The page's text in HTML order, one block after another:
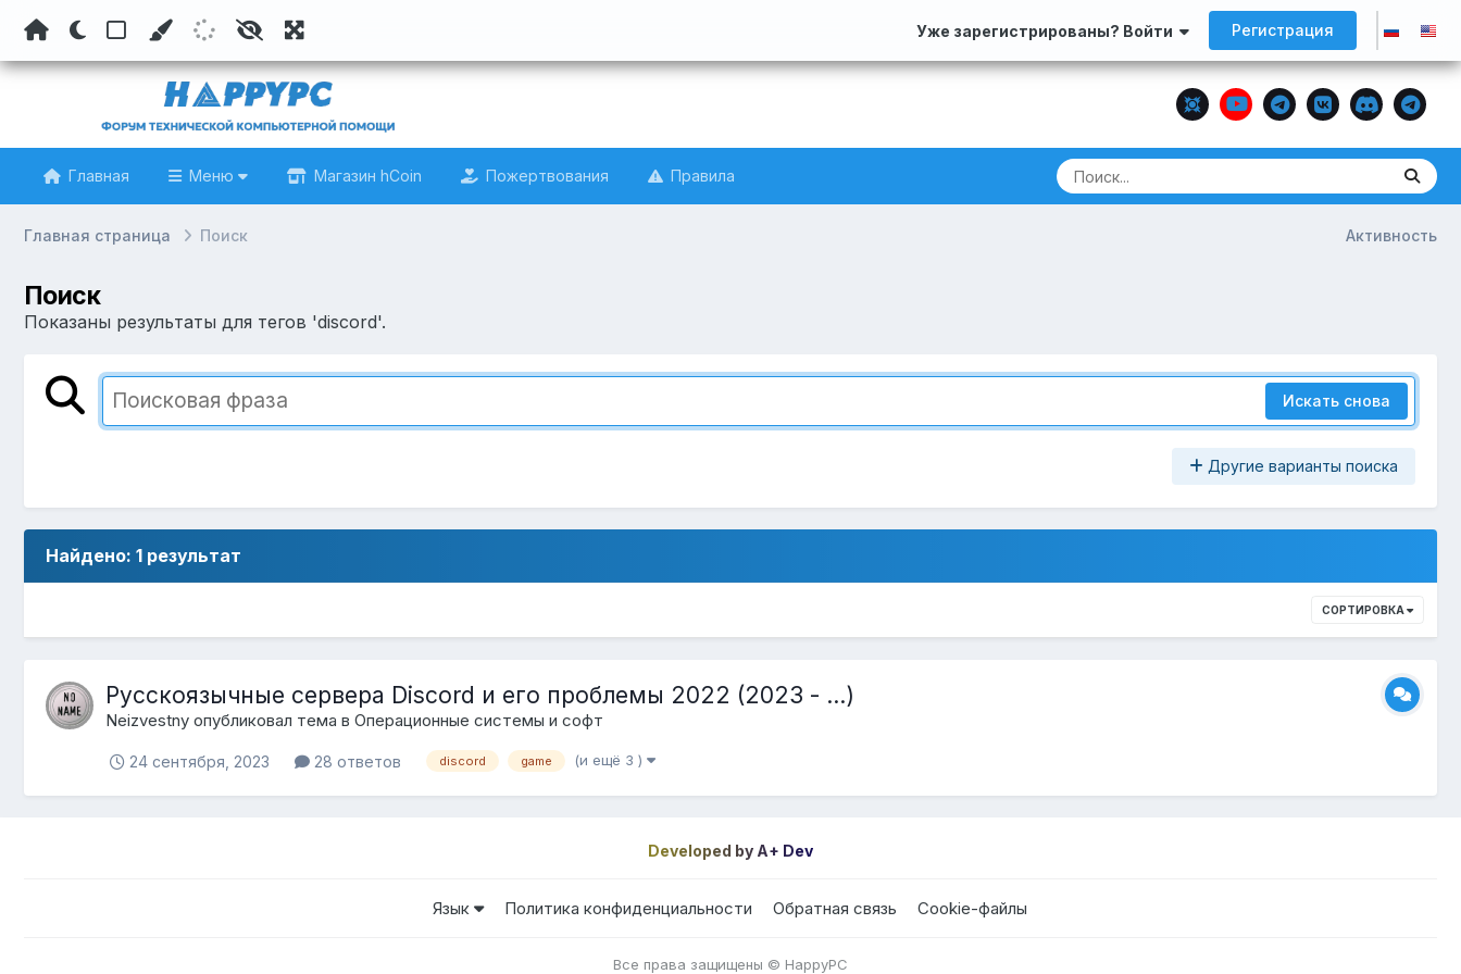
Уже зарегистрированы? Войти Регистрация
Главная Меню Магазин hCoin Пожертвования Правила
Активность
Главная страница Поиск
Поиск
Показаны результаты для тегов 'discord'.
Искать снова
Другие варианты поиска
Найдено: 1 результат
СОРТИРОВКА
Русскоязычные сервера Discord и его проблемы 2022 (2023 - ...)
Neizvestnyопубликовал тема в Операционные системы и софт
24 сентября, 2023 28 ответов discord game (и ещё 3 )
Developed by A+ Dev
Язык Политика конфиденциальности Обратная связь Cookie-файлы
Все права защищены © HappyPC